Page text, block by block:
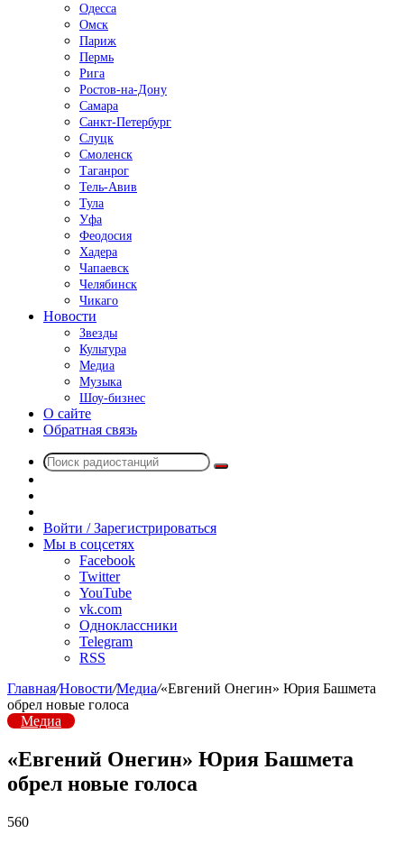
Одесса
Омск
Париж
Пермь
Рига
Ростов-на-Дону
Самара
Санкт-Петербург
Слуцк
Смоленск
Таганрог
Тель-Авив
Тула
Уфа
Феодосия
Хадера
Чапаевск
Челябинск
Чикаго
Новости
Звезды
Культура
Медиа
Музыка
Шоу-бизнес
О сайте
Обратная связь
Поиск
радио
Войти / Зарегистрироваться
Мы в соцсетях
Facebook
Twitter
YouTube
vk.com
Одноклассники
Telegram
RSS
Главная/Новости/Медиа/«Евгений Онегин» Юрия Башмета
обрел новые голоса
Медиа
«Евгений Онегин» Юрия Башмета
обрел новые голоса
560